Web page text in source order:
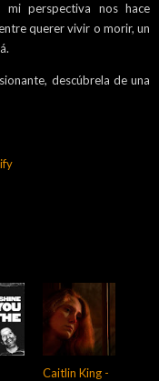
mi perspectiva nos hace
querer vivir o morir, un
descúbrela de una
Caitlin King -